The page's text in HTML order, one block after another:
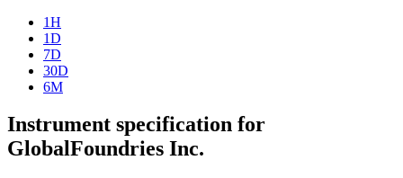
1H
1D
7D
30D
6M
Instrument specification for
GlobalFoundries Inc.